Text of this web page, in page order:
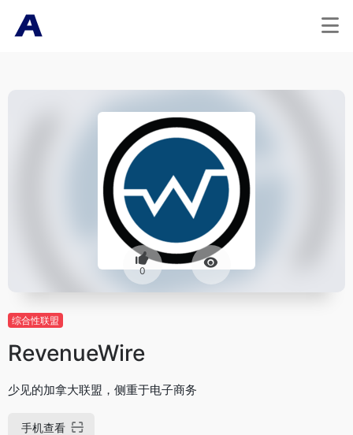
0
综合性联盟
RevenueWire
少见的加拿大联盟，侧重于电子商务
手机查看